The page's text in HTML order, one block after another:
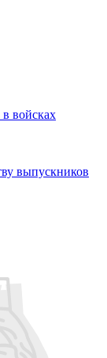
в войсках
выпускников